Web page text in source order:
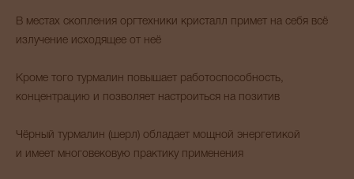
В местах скопления оргтехники кристалл примет на себя всё
излучение исходящее от неё
Кроме того турмалин повышает работоспособность,
концентрацию и позволяет настроиться на позитив
Чёрный турмалин (шерл) обладает мощной энергетикой
и имеет многовековую практику применения